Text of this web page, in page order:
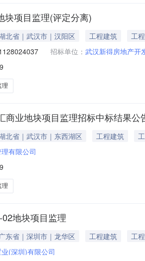
块项目监理(评定分离)
北省｜武汉市｜汉阳区 工程建筑
工程
招标单位： 武汉新得房地产开
理
商业地块项目监理招标中标结果公
北省｜武汉市｜东西湖区 工程建筑
有限公司
理
地块项目监理
东省｜深圳市｜龙华区 工程建筑
工程
(深圳)有限公司